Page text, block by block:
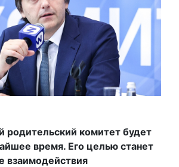
родительский комитет будет
время. Его целью станет
взаимодействия